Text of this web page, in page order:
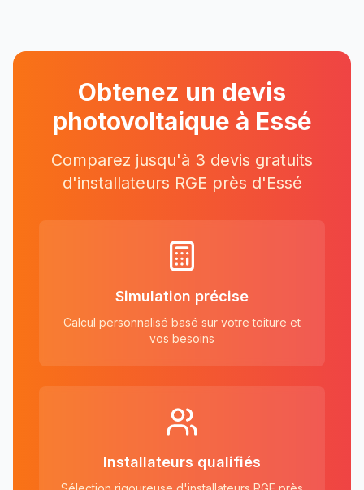
Obtenez un devis
photovoltaique à Essé
Comparez jusqu'à 3 devis gratuits
d'installateurs RGE près d'Essé
Simulation précise
Calcul personnalisé basé sur votre toiture et
vos besoins
Installateurs qualifiés